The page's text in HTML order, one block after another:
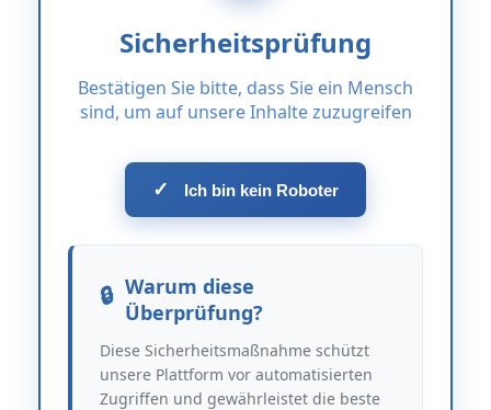
Sicherheitsprüfung
Bestätigen Sie bitte, dass Sie ein Mensch
sind, um auf unsere Inhalte zuzugreifen
✓ Ich bin kein Roboter
Warum diese
Überprüfung?
Diese Sicherheitsmaßnahme schützt
unsere Plattform vor automatisierten
Zugriffen und gewährleistet die beste